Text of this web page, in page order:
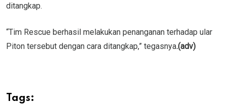
ditangkap.
“Tim Rescue berhasil melakukan penanganan terhadap ular
Piton tersebut dengan cara ditangkap,” tegasnya.(adv)
Tags: